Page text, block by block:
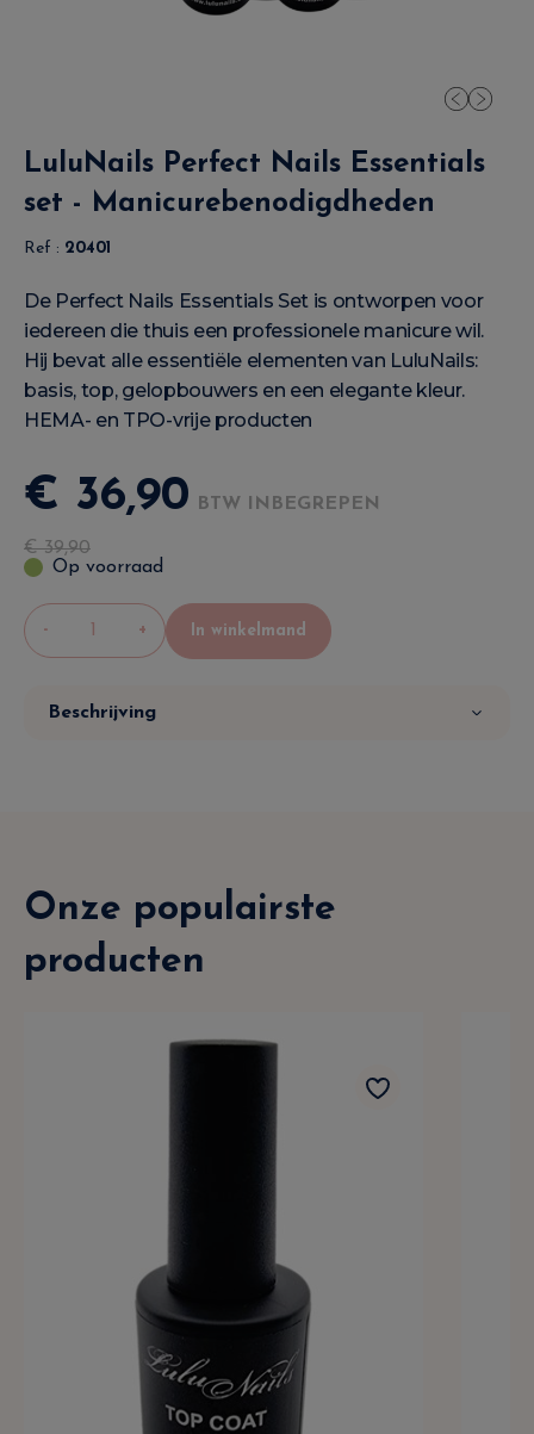
LuluNails Perfect Nails Essentials
set - Manicurebenodigdheden
Ref : 20401
De Perfect Nails Essentials Set is ontworpen voor
iedereen die thuis een professionele manicure wil.
Hij bevat alle essentiële elementen van LuluNails:
basis, top, gelopbouwers en een elegante kleur.
HEMA- en TPO-vrije producten
€ 36,90 BTW INBEGREPEN
€39,90
Op voorraad
- + In winkelmand
Beschrijving
Onze populairste
producten